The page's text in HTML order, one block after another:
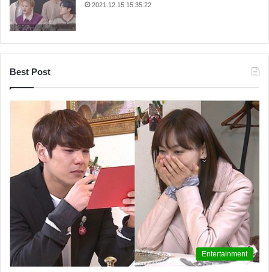
2021.12.15 15:35:22
Best Post
Entertainment